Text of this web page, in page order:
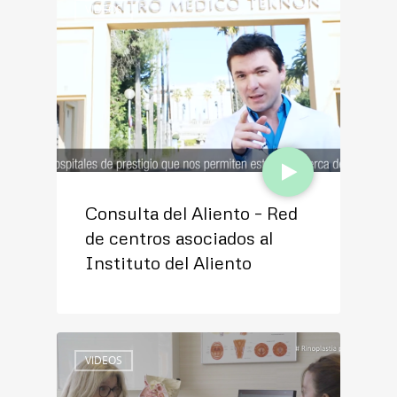
VIDEOS
Consulta del Aliento – Red
de centros asociados al
Instituto del Aliento
VIDEOS
VIDEOS
Exploración auditiva en
niños menores de 5 años